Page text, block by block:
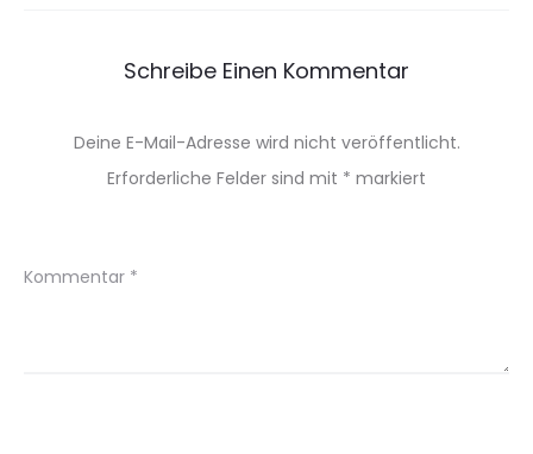
Schreibe Einen Kommentar
Deine E-Mail-Adresse wird nicht veröffentlicht.
Erforderliche Felder sind mit * markiert
Kommentar *